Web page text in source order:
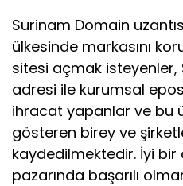
Surinam Domain
ülkesinde markasını
sitesi açmak
adresi ile kurumsal
ihracat yapanlar ve bu
gösteren birey ve
kaydedilmektedir. İyi
pazarında başarılı